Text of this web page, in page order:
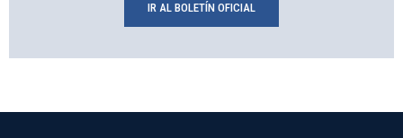
IR AL BOLETÍN OFICIAL